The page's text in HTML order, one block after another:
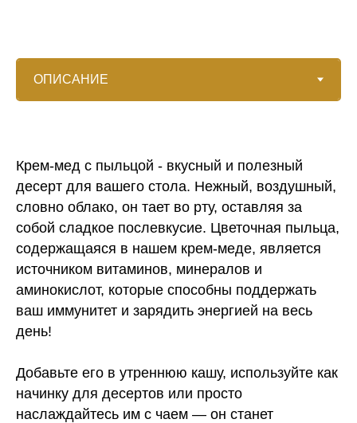
Крем-мед с пыльцой - вкусный и полезный
десерт для вашего стола. Нежный, воздушный,
словно облако, он тает во рту, оставляя за
собой сладкое послевкусие. Цветочная пыльца,
содержащаяся в нашем крем-меде, является
источником витаминов, минералов и
аминокислот, которые способны поддержать
ваш иммунитет и зарядить энергией на весь
день!
Добавьте его в утреннюю кашу, используйте как
начинку для десертов или просто
наслаждайтесь им с чаем — он станет